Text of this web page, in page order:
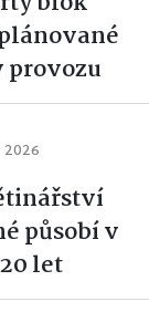
provozu
2026
působí v
let